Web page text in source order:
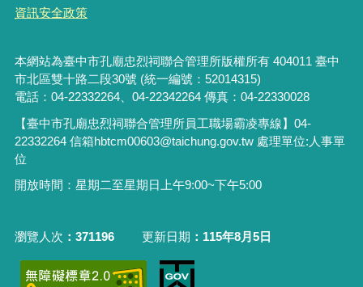
資訊安全政策
本網站為臺中市孔廟忠烈祠聯合管理所版權所有 404011 臺中
市北區雙十路二段30號 (統一編號：52014315)
電話：04-22332264、04-22342264 傳真：04-22330028
【臺中市孔廟忠烈祠聯合管理所員工職場霸凌專線】 04-
22332264 信箱hbtcm00603@taichung.gov.tw 處理單位:人事單
位
開放時間：星期二至星期日上午9:00~下午5:00
瀏覽人次 371196 更新日期 115年8月5日